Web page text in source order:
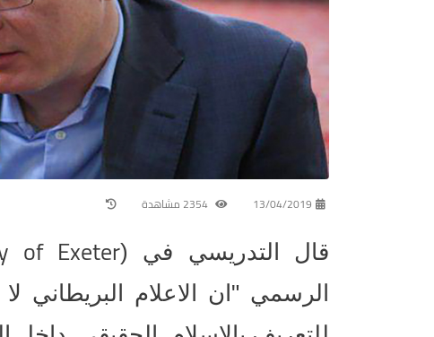
13/04/2019
قال التدريسي في (of Exeter
الرسمي "ان الاعلام البريطاني